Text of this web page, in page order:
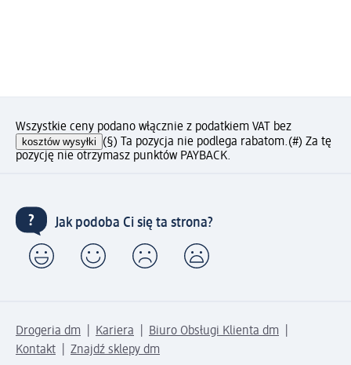
Wszystkie ceny podano włącznie z podatkiem VAT bez
kosztów wysyłki (§) Ta pozycja nie podlega rabatom.(#) Za tę
pozycję nie otrzymasz punktów PAYBACK.
Jak podoba Ci się ta strona?
Drogeria dm Kariera
Biuro Obsługi Klienta dm
Kontakt
Znajdź sklepy dm